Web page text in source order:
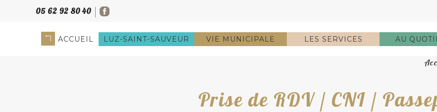
05 62 92 80 40
ACCUEIL LUZ-SAINT-SAUVEUR VIE MUNICIPALE LES SERVICES AU
Prise de RDV / CNI /